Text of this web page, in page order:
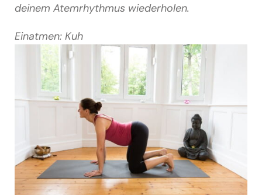
deinem Atemrhythmus wiederholen.
Einatmen: Kuh